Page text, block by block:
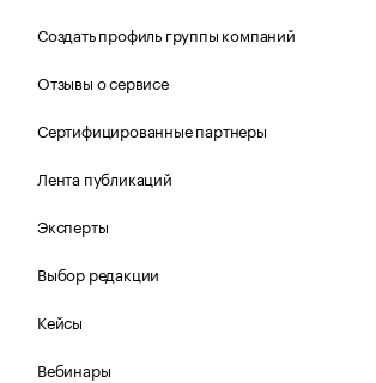
Создать профиль группы компаний
Отзывы о сервисе
Сертифицированные партнеры
Лента публикаций
Эксперты
Выбор редакции
Кейсы
Вебинары